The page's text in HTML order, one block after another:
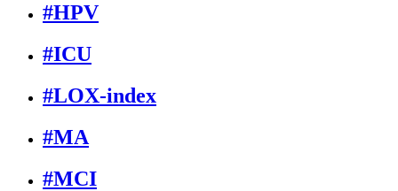
#HPV
#ICU
#LOX-index
#MA
#MCI